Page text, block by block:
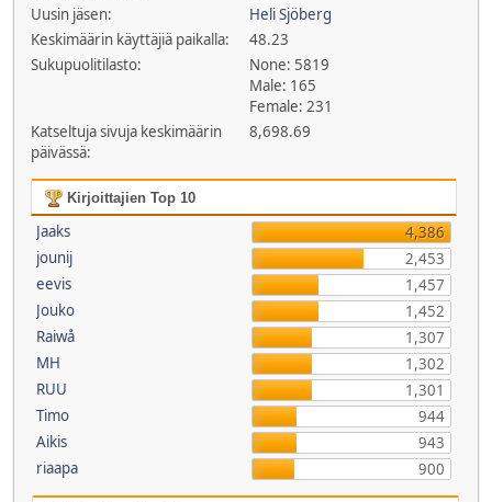
Uusin jäsen:
Heli Sjöberg
Keskimäärin käyttäjiä paikalla:
48.23
Sukupuolitilasto:
None: 5819
Male: 165
Female: 231
Katseltuja sivuja keskimäärin
päivässä:
8,698.69
Kirjoittajien Top 10
Jaaks
4,386
jounij
2,453
eevis
1,457
Jouko
1,452
Raiwå
1,307
MH
1,302
RUU
1,301
Timo
944
Aikis
943
riaapa
900